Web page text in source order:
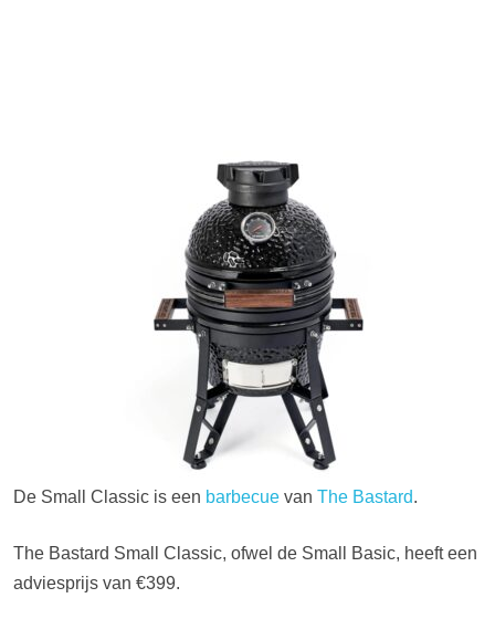
De Small Classic is een barbecue van The Bastard.
The Bastard Small Classic, ofwel de Small Basic, heeft een
adviesprijs van €399.